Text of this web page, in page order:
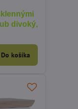
divoký,
Do košíka